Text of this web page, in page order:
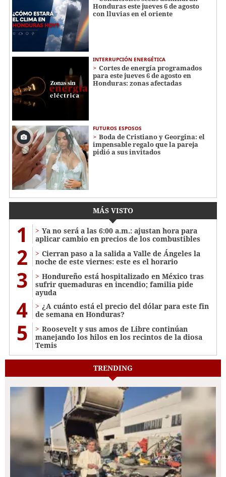
Honduras este jueves 6 de agosto
con lluvias en el oriente
INTERRUPCIÓN ENERGÉTICA
Cortes de energía programados
para este jueves 6 de agosto en
Honduras: zonas afectadas
FUTUROS ESPOSOS
Boda de Cristiano y Georgina: el
impensable regalo que la pareja
pidió a sus invitados
MÁS VISTO
1
Ya no será a las 6:00 a.m.: ajustan hora para
aplicar cambio en precios de los combustibles
2
Cierran paso a la salida a Valle de Ángeles la
noche de este viernes: este es el horario
3
Hondureño está hospitalizado en México tras
sufrir quemaduras en incendio; familia pide
ayuda
4
¿A cuánto está el precio del dólar para este fin
de semana en Honduras?
5
Roosevelt y sus amos de Libre continúan
manejando los hilos en los recintos de la diosa
Temis
TRENDING